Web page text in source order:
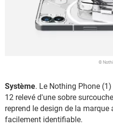
©
Système. Le Nothing Phone
12 relevé d'une sobre
reprend le design de la
facilement identifiable.